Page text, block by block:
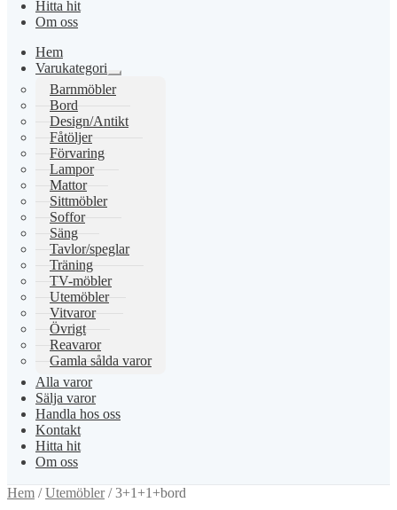
Hitta hit
Om oss
Hem
Varukategori
Expandera
undermeny
Barnmöbler
Bord
Design/Antikt
Fåtöljer
Förvaring
Lampor
Mattor
Sittmöbler
Soffor
Säng
Tavlor/speglar
Träning
TV-möbler
Utemöbler
Vitvaror
Övrigt
Reavaror
Gamla sålda varor
Alla varor
Sälja varor
Handla hos oss
Kontakt
Hitta hit
Om oss
Hem /Utemöbler/3+1+1+bord